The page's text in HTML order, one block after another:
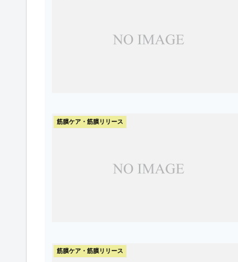
筋膜ケア・筋膜リリース
筋膜ケア・筋膜リリース